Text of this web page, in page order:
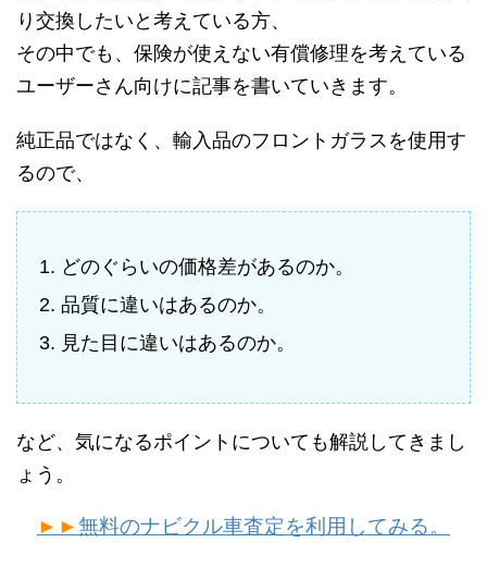
り交換したいと考えている方、
その中でも、保険が使えない有償修理を考えている
ユーザーさん向けに記事を書いていきます。
純正品ではなく、輸入品のフロントガラスを使用す
るので、
どのぐらいの価格差があるのか。
品質に違いはあるのか。
見た目に違いはあるのか。
など、気になるポイントについても解説してきまし
ょう。
►►無料のナビクル車査定を利用してみる。